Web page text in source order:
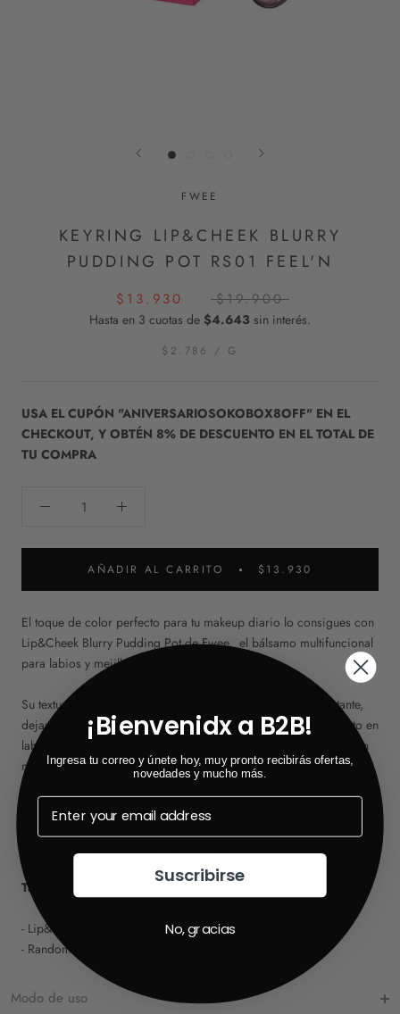
FWEE
KEYRING LIP&CHEEK BLURRY
PUDDING POT RS01 FEEL'N
$13.930 $19.900
Hasta en 3 cuotas de $4.643 sin interés.
$2.786 / G
USA EL CUPÓN "ANIVERSARIOSOKOBOX8OFF" EN EL
CHECKOUT, Y OBTÉN 8% DE DESCUENTO EN EL TOTAL DE
TU COMPRA
AÑADIR AL CARRITO $13.930
El toque de color perfecto para tu makeup diario lo consigues con
Lip&Cheek Blurry Pudding Pot de Fwee, el bálsamo multifuncional
para labios y mejillas más trendy del k-beauty.
Su textura tipo pudding es súper suave y se aplica en un instante,
dejando un acabado mate y difuminado perfecto para usar tanto en
labios como en mejillas. Además, cada uno está enriquecido con
manteca de cacao y extracto de agave tequilana, para mantener el
cuidado de la piel, mientras añade un toque de color irresistible.
Lo mejor, es que este kit incluye un Keyring para que lleves en tu
Tamaño:
- Lip&Cheek Blurry Pudding Pot 4g x 1 unidad
- Random Color Pendant Keyring 1 unidad
Modo de uso
¡Bienvenidx a B2B!
Ingresa tu correo y únete hoy, muy pronto recibirás ofertas,
novedades y mucho más.
Suscribirse
No, gracias